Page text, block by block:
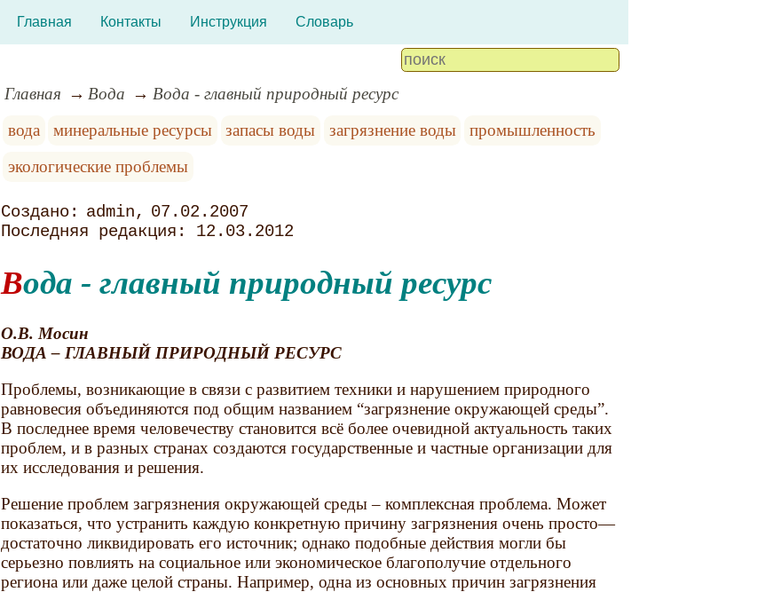
Главная Контакты Инструкция Словарь
Главная Вода
Вода - главный природный ресурс
вода
минеральные ресурсы запасы воды загрязнение воды
промышленность
экологические проблемы
admin
07.02.2007
12.03.2012
Вода - главный природный ресурс
О.В. Мосин
ВОДА – ГЛАВНЫЙ ПРИРОДНЫЙ РЕСУРС
Проблемы, возникающие в связи с развитием техники и нарушением природного
равновесия объединяются под общим названием “загрязнение окружающей среды”.
В последнее время человечеству становится всё более очевидной актуальность таких
проблем, и в разных странах создаются государственные и частные организации для
их исследования и решения.
Решение проблем загрязнения окружающей среды – комплексная проблема. Может
показаться, что устранить каждую конкретную причи­ну загрязнения очень просто—
достаточно лик­видировать его источник; однако подобные действия могли бы
серьезно повлиять на социальное или экономическое благополучие отдельного
региона или даже целой страны. Например, одна из основных причин загрязнения